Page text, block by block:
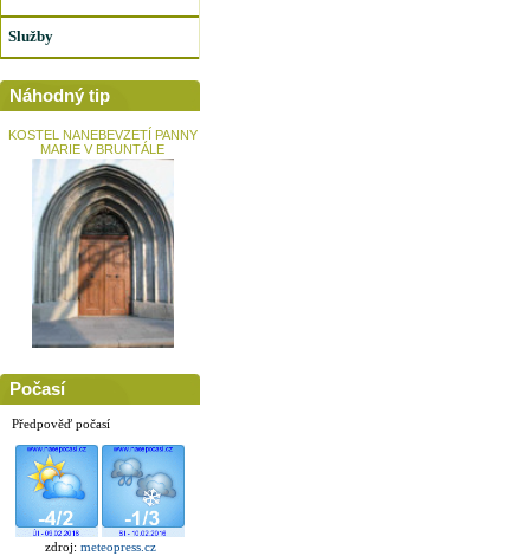
Služby
Náhodný tip
KOSTEL NANEBEVZETÍ PANNY
MARIE V BRUNTÁLE
Počasí
Předpověď počasí
zdroj: meteopress.cz